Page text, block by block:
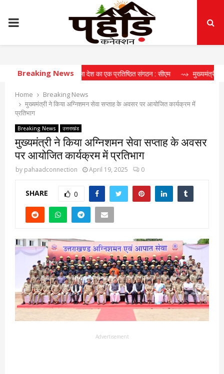
PRIMARY
MENU
Breaking News
निर्माण करने वाला देश का एक प्रतिष्ठित संगठन : सीएम ⇝ मुख्यमंत्री की मॉनिटरिंग में
Home
Breaking News
मुख्यमंत्री ने किया अग्निशमन सेवा सप्ताह के अवसर पर आयोजित कार्यक्रम में
प्रतिभाग
Breaking News उत्तराखंड
मुख्यमंत्री ने किया अग्निशमन सेवा सप्ताह के अवसर
पर आयोजित कार्यक्रम में प्रतिभाग
by pahaadconnection April 19, 2025 0
SHARE 0
Advertisement